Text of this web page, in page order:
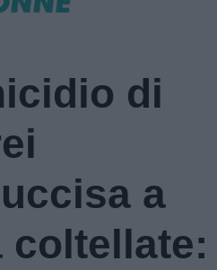
di
a
coltellate: